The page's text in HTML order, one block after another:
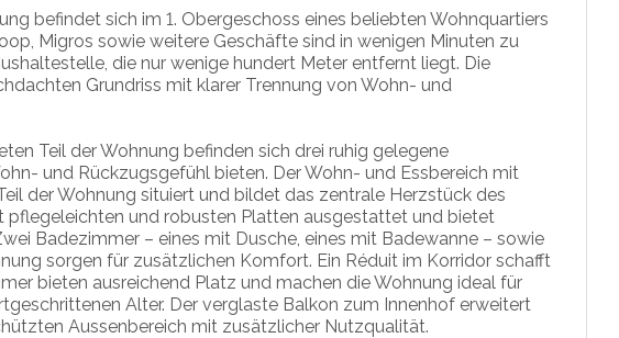
befindet sich im 1. Obergeschoss eines beliebten Wohnquartiers
Migros sowie weitere Geschäfte sind in wenigen Minuten zu
die nur wenige hundert Meter entfernt liegt. Die
Grundriss mit klarer Trennung von Wohn- und
Teil der Wohnung befinden sich drei ruhig gelegene
und Rückzugsgefühl bieten. Der Wohn- und Essbereich mit
der Wohnung situiert und bildet das zentrale Herzstück des
pflegeleichten und robusten Platten ausgestattet und bietet
Badezimmer – eines mit Dusche, eines mit Badewanne – sowie
sorgen für zusätzlichen Komfort. Ein Réduit im Korridor schafft
bieten ausreichend Platz und machen die Wohnung ideal für
Alter. Der verglaste Balkon zum Innenhof erweitert
Aussenbereich mit zusätzlicher Nutzqualität.